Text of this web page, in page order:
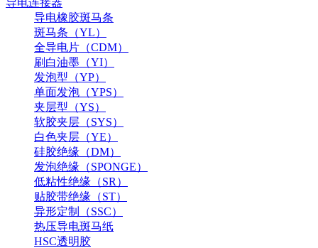
导电橡胶斑马条
斑马条（YL）
全导电片（CDM）
刷白油墨（YI）
发泡型（YP）
单面发泡（YPS）
夹层型（YS）
软胶夹层（SYS）
白色夹层（YE）
硅胶绝缘（DM）
发泡绝缘（SPONGE）
低粘性绝缘（SR）
贴胶带绝缘（ST）
异形定制（SSC）
热压导电斑马纸
HSC透明胶